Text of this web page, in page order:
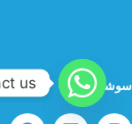
سوشيال ميديا us